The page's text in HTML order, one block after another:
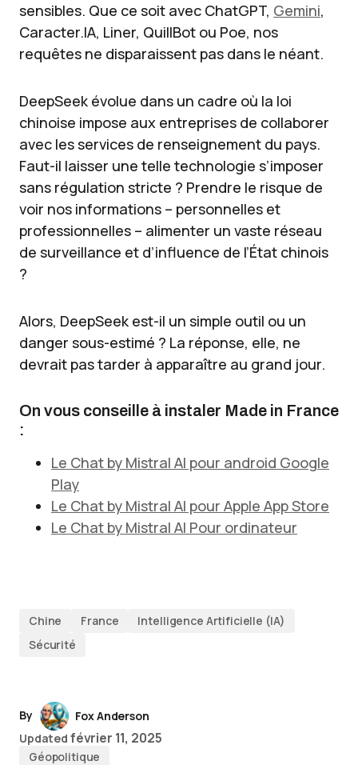
sensibles. Que ce soit avec ChatGPT, Gemini,
Caracter.IA, Liner, QuillBot ou Poe, nos
requêtes ne disparaissent pas dans le néant.
DeepSeek évolue dans un cadre où la loi
chinoise impose aux entreprises de collaborer
avec les services de renseignement du pays.
Faut-il laisser une telle technologie s’imposer
sans régulation stricte ? Prendre le risque de
voir nos informations – personnelles et
professionnelles – alimenter un vaste réseau
de surveillance et d’influence de l’État chinois
?
Alors, DeepSeek est-il un simple outil ou un
danger sous-estimé ? La réponse, elle, ne
devrait pas tarder à apparaître au grand jour.
On vous conseille à instaler Made in France
:
Le Chat by Mistral AI pour android Google
Play
Le Chat by Mistral AI pour Apple App Store
Le Chat by Mistral AI Pour ordinateur
Chine France
Intelligence Artificielle (IA)
Sécurité
By
Fox Anderson
Updated février 11, 2025
Géopolitique